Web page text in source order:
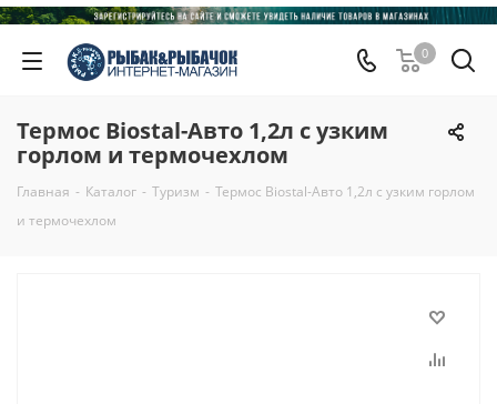
0
Термос Biostal-Авто 1,2л с узким
горлом и термочехлом
Главная - Каталог - Туризм - Термос Biostal-Авто 1,2л с узким горлом
и термочехлом